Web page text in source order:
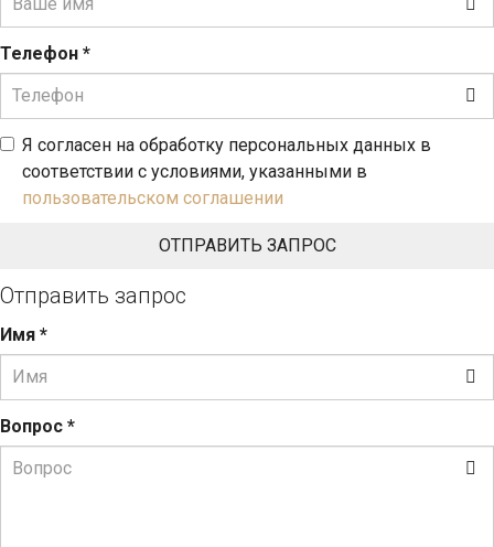
Телефон *
Я согласен на обработку персональных данных в
соответствии с условиями, указанными в
пользовательском соглашении
Отправить запрос
Имя *
Вопрос *